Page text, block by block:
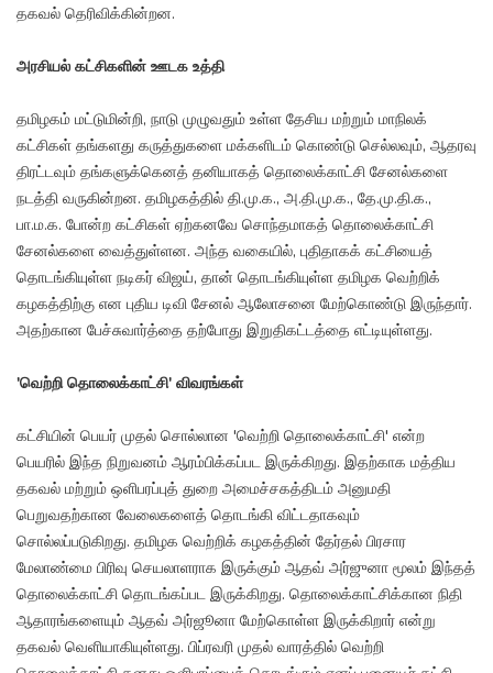
தகவல் தெரிவிக்கின்றன.
அரசியல் கட்சிகளின் ஊடக உத்தி
தமிழகம் மட்டுமின்றி, நாடு முழுவதும் உள்ள தேசிய மற்றும் மாநிலக்
கட்சிகள் தங்களது கருத்துகளை மக்களிடம் கொண்டு செல்லவும், ஆதரவு
திரட்டவும் தங்களுக்கெனத் தனியாகத் தொலைக்காட்சி சேனல்களை
நடத்தி வருகின்றன. தமிழகத்தில் தி.மு.க., அ.தி.மு.க., தே.மு.தி.க.,
பா.ம.க. போன்ற கட்சிகள் ஏற்கனவே சொந்தமாகத் தொலைக்காட்சி
சேனல்களை வைத்துள்ளன. அந்த வகையில், புதிதாகக் கட்சியைத்
தொடங்கியுள்ள நடிகர் விஜய், தான் தொடங்கியுள்ள தமிழக வெற்றிக்
கழகத்திற்கு என புதிய டிவி சேனல் ஆலோசனை மேற்கொண்டு இருந்தார்.
அதற்கான பேச்சுவார்த்தை தற்போது இறுதிகட்டத்தை எட்டியுள்ளது.
'வெற்றி தொலைக்காட்சி' விவரங்கள்
கட்சியின் பெயர் முதல் சொல்லான 'வெற்றி தொலைக்காட்சி' என்ற
பெயரில் இந்த நிறுவனம் ஆரம்பிக்கப்பட இருக்கிறது. இதற்காக மத்திய
தகவல் மற்றும் ஒளிபரப்புத் துறை அமைச்சகத்திடம் அனுமதி
பெறுவதற்கான வேலைகளைத் தொடங்கி விட்டதாகவும்
சொல்லப்படுகிறது. தமிழக வெற்றிக் கழகத்தின் தேர்தல் பிரசார
மேலாண்மை பிரிவு செயலாளராக இருக்கும் ஆதவ் அர்ஜுனா மூலம் இந்தத்
தொலைக்காட்சி தொடங்கப்பட இருக்கிறது. தொலைக்காட்சிக்கான நிதி
ஆதாரங்களையும் ஆதவ் அர்ஜூனா மேற்கொள்ள இருக்கிறார் என்று
தகவல் வெளியாகியுள்ளது. பிப்ரவரி முதல் வாரத்தில் வெற்றி